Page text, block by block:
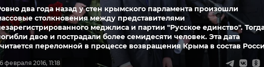
февраля 2016, 11:18
два года назад у стен крымского парламента произошли
столкновения между представителями
меджлиса и партии "Русское единство".
двое и пострадали более семидесяти человек. Эта дата
переломной в процессе возвращения Крыма в состав